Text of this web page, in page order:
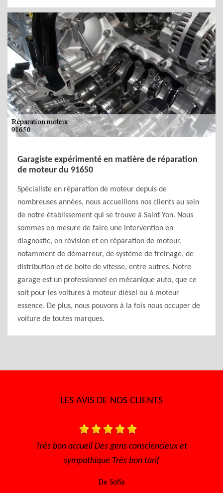
Garagiste expérimenté en matière de réparation
de moteur du 91650
Spécialiste en réparation de moteur depuis de
nombreuses années, nous accueillons nos clients au sein
de notre établissement qui se trouve à Saint Yon. Nous
sommes en mesure de faire une intervention en
diagnostic, en révision et en réparation de moteur,
notamment de démarreur, de système de freinage, de
distribution et de boite de vitesse, entre autres. Notre
garage est un professionnel en mécanique auto, que ce
soit pour les voitures à moteur diésel ou à moteur
essence. De plus, nous pouvons à la fois nous occuper de
voiture de toutes marques.
LES AVIS DE NOS CLIENTS
Très bon accueil Des gens consciencieux et
sympathique Très bon tarif
De Sofia